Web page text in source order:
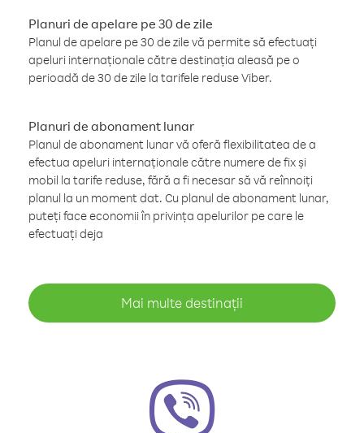
Planuri de apelare pe 30 de zile
Planul de apelare pe 30 de zile vă permite să efectuați
apeluri internaționale către destinația aleasă pe o
perioadă de 30 de zile la tarifele reduse Viber.
Planuri de abonament lunar
Planul de abonament lunar vă oferă flexibilitatea de a
efectua apeluri internaționale către numere de fix și
mobil la tarife reduse, fără a fi necesar să vă reînnoiți
planul la un moment dat. Cu planul de abonament lunar,
puteți face economii în privința apelurilor pe care le
efectuați deja
Mai multe destinații